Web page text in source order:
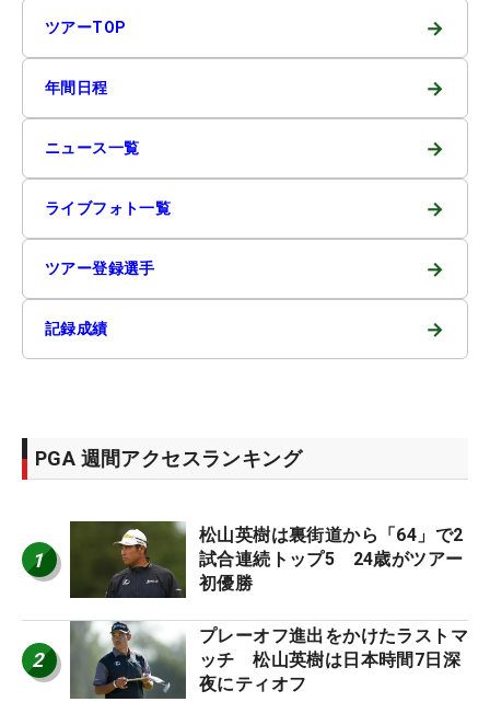
ツアーTOP →
年間日程 →
ニュース一覧 →
ライブフォト一覧 →
ツアー登録選手 →
記録成績 →
PGA 週間アクセスランキング
1
松山英樹は裏街道から「64」で2
試合連続トップ5 24歳がツアー
初優勝
2
プレーオフ進出をかけたラストマ
ッチ 松山英樹は日本時間7日深
夜にティオフ